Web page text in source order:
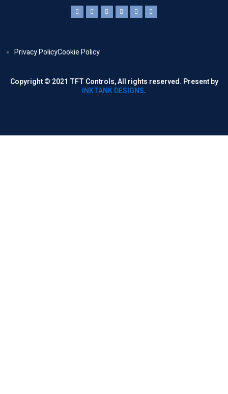
Privacy PolicyCookie Policy
Copyright © 2021 TFT Controls, All rights reserved. Present by
INKTANK DESIGNS.